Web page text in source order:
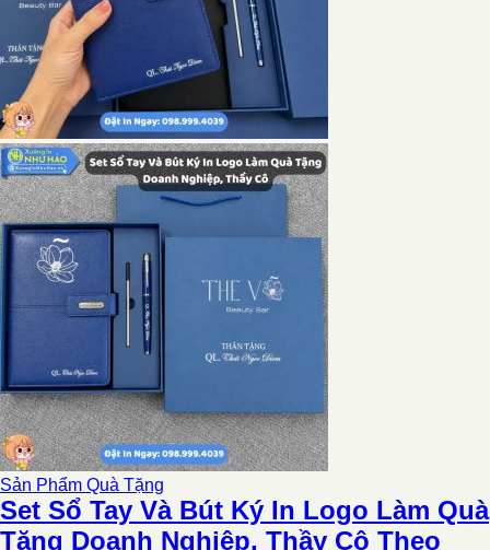
Sản Phẩm Quà Tặng
Set Sổ Tay Và Bút Ký In Logo Làm Quà
Tặng Doanh Nghiệp, Thầy Cô Theo